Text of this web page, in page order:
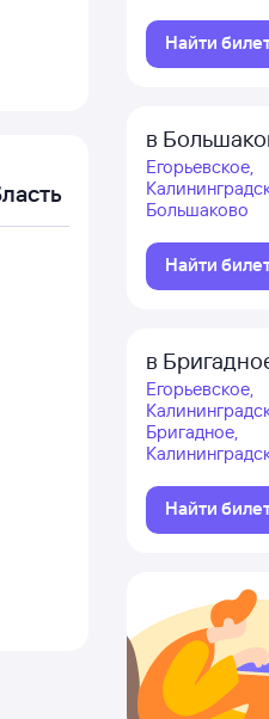
Найти
в
Егорьевское,
Большаково
Найти
в
Егорьевское,
Бригадное,
Найти